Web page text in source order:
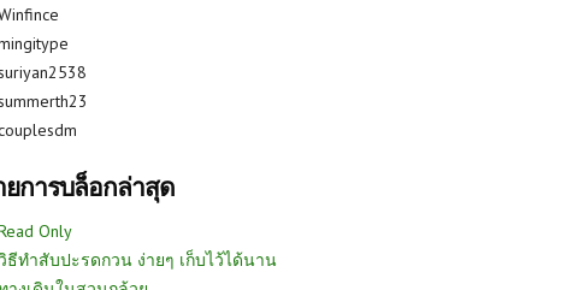
ยการบล็อกล่าสุด
Only
ธีทำสับปะรดกวน ง่ายๆ เก็บไว้ได้นาน